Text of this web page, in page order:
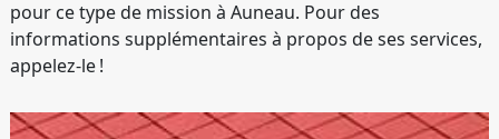
pour ce type de mission à Auneau. Pour des
informations supplémentaires à propos de ses services,
appelez-le !